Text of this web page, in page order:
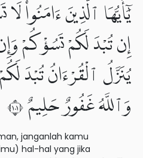
يَٰٓأَيُّهَا ٱلَّذِينَ ءَامَنُوا۟
إِن تُبْدَ لَكُمْ تَسُؤْكُمْ
يُنَزَّلُ ٱلْقُرْءَانُ تُبْدَ
وَٱللَّهُ غَفُورٌ حَلِيمٌ ١٠١
janganlah kamu
hal-hal yang jika